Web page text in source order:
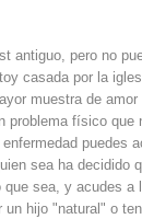
antiguo, pero no
casada por la
muestra de
problema físico
puedes
sea ha decidido
que sea, y acudes
un hijo "natural" o